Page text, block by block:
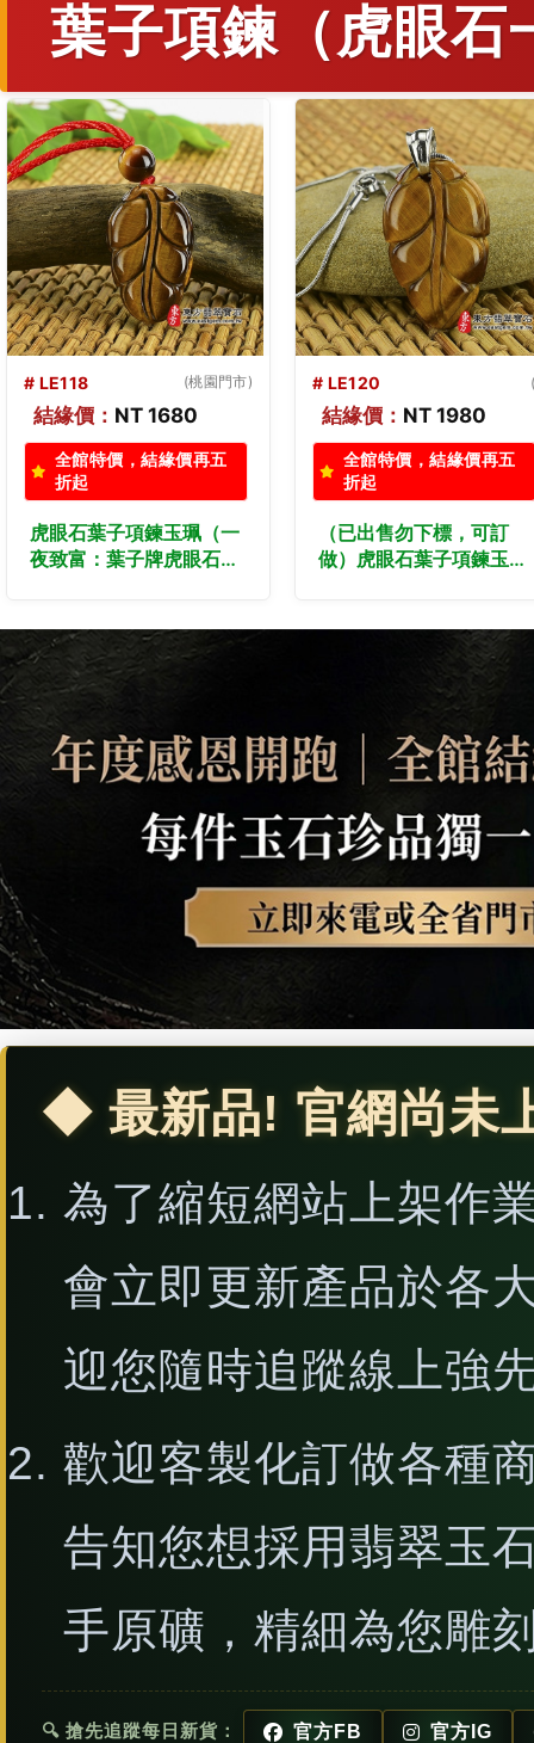
葉子項鍊（虎眼石
# LE120 ()
結緣價： NT 1980
全館特價，結緣價再五
折起
（已出售勿下標，可訂
做）虎眼石葉子項鍊玉珮
子玉墜）。天然虎眼石黃
虎眼石葉子，LE120。客
製化訂做各種虎眼石葉子
吊墜玉珮項鍊。★東方翡
翠寶石保證卡
# LE116 (桃園門
結緣價： NT 1980
全館特價，結緣價再五
折起
虎眼石葉子項鍊玉珮（一
夜致富：葉子牌虎眼石葉
石葉子，LE116。客製化
訂做各種虎眼石葉子吊墜
玉珮項鍊。★東方翡翠寶
◆ 最新品! 官網尚未
為了縮短網站上架作
會立即更新產品於各
迎您隨時追蹤線上強
歡迎客製化訂做各種
告知您想採用翡翠玉
手原礦，精細為您雕
🔍 搶先追蹤每日新貨： 官方FB 官方IG